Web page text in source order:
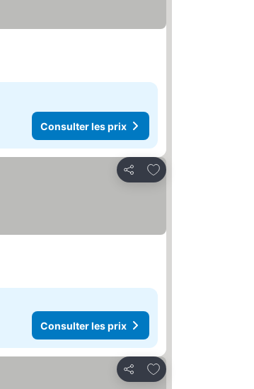
Consulter les prix
Partager
Ajouter à mes favoris
Consulter les prix
Partager
Ajouter à mes favoris